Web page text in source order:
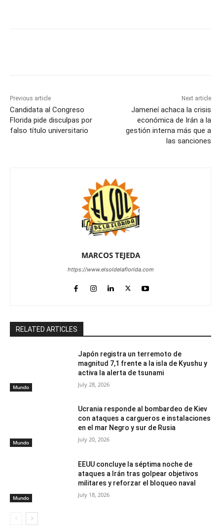
Previous article
Candidata al Congreso
Florida pide disculpas por
falso título universitario
Next article
Jameneí achaca la crisis
económica de Irán a la
gestión interna más que a
las sanciones
MARCOS TEJEDA
https://www.elsoldelaflorida.com
RELATED ARTICLES
Mundo
Japón registra un terremoto de
magnitud 7,1 frente a la isla de Kyushu y
activa la alerta de tsunami
July 28, 2026
Mundo
Ucrania responde al bombardeo de Kiev
con ataques a cargueros e instalaciones
en el mar Negro y sur de Rusia
July 20, 2026
Mundo
EEUU concluye la séptima noche de
ataques a Irán tras golpear objetivos
militares y reforzar el bloqueo naval
July 18, 2026